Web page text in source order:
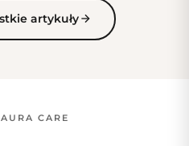
artykuły
CARE